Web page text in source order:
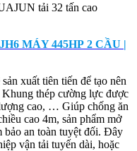
tải 32 tấn cao
MÁY 445HP 2 CẦU |
xuất tiên tiến để tạo nên
thép cường lực được
cao, … Giúp chống ăn
cao 4m, sản phẩm mở
bảo an toàn tuyệt đối. Đây
vận tải tuyến dài, hoặc